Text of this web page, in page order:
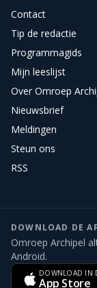
Contact
Tip de redactie
Programmagids
Mijn leeslijst
Over Omroep
Nieuwsbrief
Meldingen
Steun ons
RSS
DOWNLOAD DE
Omroep Archipel
Android.
DOWNLOAD IN
App Store